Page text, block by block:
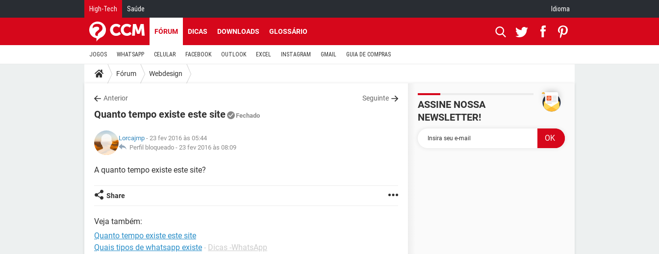
High-Tech Saúde Idioma
FÓRUM DICAS DOWNLOADS GLOSSÁRIO
JOGOS WHATSAPP CELULAR FACEBOOK OUTLOOK EXCEL INSTAGRAM GMAIL GUIA DE COMPRAS
Fórum Webdesign
Anterior Seguinte
Quanto tempo existe este site Fechado
Lorcajmp - 23 fev 2016 às 05:44
Perfil bloqueado - 23 fev 2016 às 08:09
A quanto tempo existe este site?
Share
Veja também:
Quanto tempo existe este site
Quais tipos de whatsapp existe - Dicas -WhatsApp
ASSINE NOSSA
NEWSLETTER!